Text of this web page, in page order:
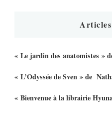
« Le jardin des anatomistes »
« L’Odyssée de Sven » de
« Bienvenue à la librairie